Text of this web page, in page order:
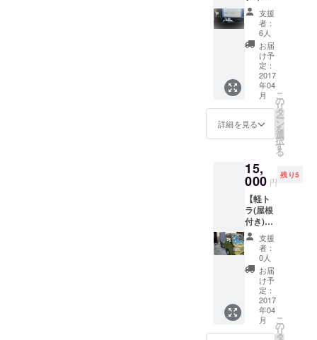
ト(画像
はイ
メージ
です) ・
手書き
でお礼
の手紙
を書か
せてく
ださい
・ご希
Screen
オリジ
ナルス
テッ
カーを
プレゼ
ント！
Ⅿ・Ⅼの
中から
一枚プ
レゼン
ト(画像
はイ
メージ
です) ・
手書き
でお礼
の手紙
・ご希
望の
Journe
y
Screen
オリジ
ナルス
テッ
カーを
プレゼ
ント！
限定！
あなた
のお庭
でスク
リーン
を広げ
ます】
→機材
レンタ
ルのみ
なの
で、映
自身で
の手配
をお願
いいた
しま
す。
→交通
費は別
途頂戴
いたし
ます。
・手書
きでお
礼の手
紙を書
支援
者：
6人
お届
け予
定：
2017
年04
月
詳細を見る
こ
の
リ
タ
ー
ン
を
選
択
す
る
15,
000 円
残り5
【軽ト
ラ(屋根
付き)1
日レン
タル
サービ
ス】
→3,000
円以内
のガソ
リン代
込み
支援
者：
0人
お届
け予
定：
2017
年04
月
こ
の
リ
タ